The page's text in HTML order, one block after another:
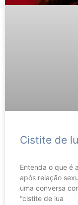
Cistite de
Entenda o que é
após relação
uma conversa
“cistite de lua